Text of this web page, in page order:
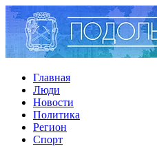
Главная
Люди
Новости
Политика
Регион
Спорт